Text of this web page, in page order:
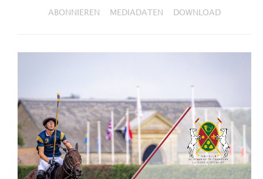
ABONNIEREN MEDIADATEN DOWNLOAD